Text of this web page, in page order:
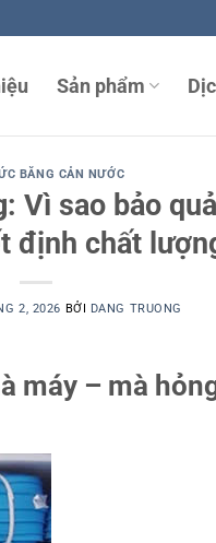
Sản phẩm
BĂNG CẢN NƯỚC
Vì sao bảo
định chất
2, 2026 BỞI DANG TRUONG
máy – mà